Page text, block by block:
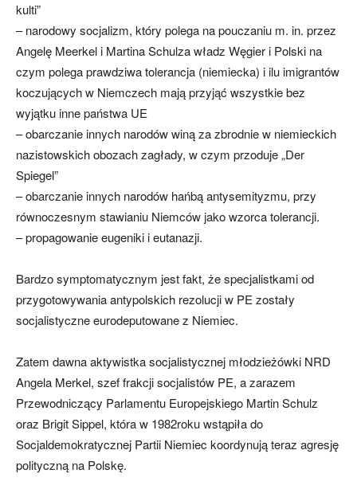
kulti”
– narodowy socjalizm, który polega na pouczaniu m. in. przez
Angelę Meerkel i Martina Schulza władz Węgier i Polski na
czym polega prawdziwa tolerancja (niemiecka) i ilu imigrantów
koczujących w Niemczech mają przyjąć wszystkie bez
wyjątku inne państwa UE
– obarczanie innych narodów winą za zbrodnie w niemieckich
nazistowskich obozach zagłady, w czym przoduje „Der
Spiegel”
– obarczanie innych narodów hańbą antysemityzmu, przy
równoczesnym stawianiu Niemców jako wzorca tolerancji.
– propagowanie eugeniki i eutanazji.
Bardzo symptomatycznym jest fakt, że specjalistkami od
przygotowywania antypolskich rezolucji w PE zostały
socjalistyczne eurodeputowane z Niemiec.
Zatem dawna aktywistka socjalistycznej młodzieżówki NRD
Angela Merkel, szef frakcji socjalistów PE, a zarazem
Przewodniczący Parlamentu Europejskiego Martin Schulz
oraz Brigit Sippel, która w 1982roku wstąpiła do
Socjaldemokratycznej Partii Niemiec koordynują teraz agresję
polityczną na Polskę.